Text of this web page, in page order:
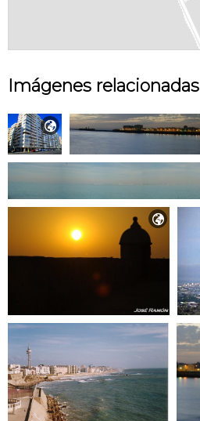
Imágenes relacionadas

